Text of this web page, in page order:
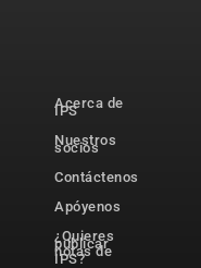
Acerca de
IPS
Nuestros
socios
Contáctenos
Apóyenos
¿Quieres
publicar
notas de
IPS?